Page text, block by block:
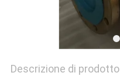
Descrizione di prodotto